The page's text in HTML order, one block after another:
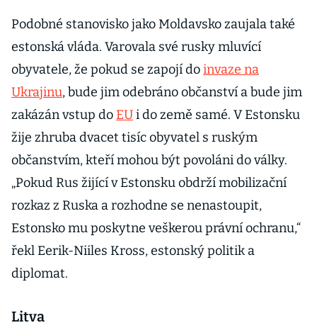
Podobné stanovisko jako Moldavsko zaujala také
estonská vláda. Varovala své rusky mluvící
obyvatele, že pokud se zapojí doinvaze na
Ukrajinu, bude jim odebráno občanství a bude jim
zakázán vstup do EUi do země samé. V Estonsku
žije zhruba dvacet tisíc obyvatel s ruským
občanstvím, kteří mohou být povoláni do války.
„Pokud Rus žijící v Estonsku obdrží mobilizační
rozkaz z Ruska a rozhodne se nenastoupit,
Estonsko mu poskytne veškerou právní ochranu,“
řekl Eerik-Niiles Kross, estonský politik a
diplomat.
Litva